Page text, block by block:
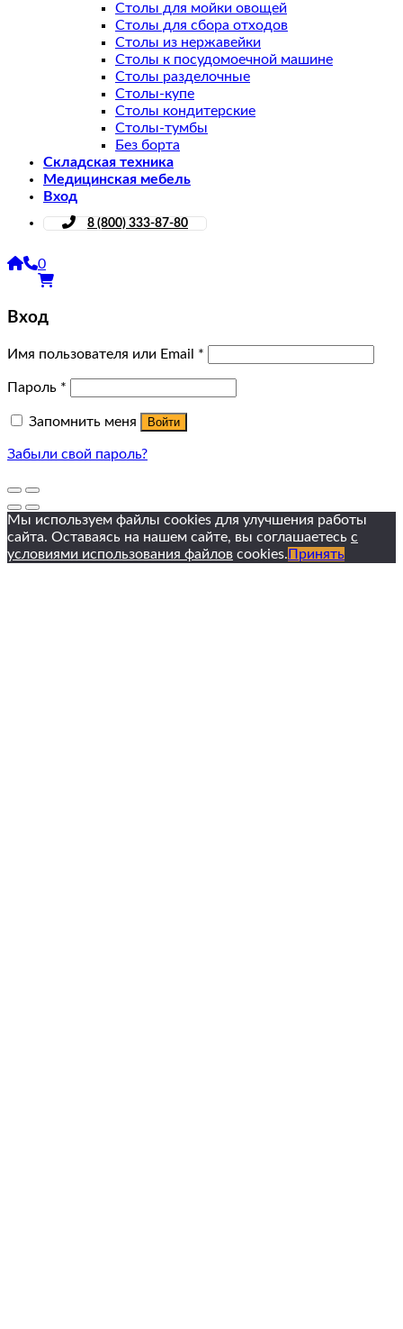
Столы для мойки овощей
Столы для сбора отходов
Столы из нержавейки
Столы к посудомоечной машине
Столы разделочные
Столы-купе
Столы кондитерские
Столы-тумбы
Без борта
Складская техника
Медицинская мебель
Вход
8 (800) 333-87-80
0
Вход
Имя пользователя или Email *
Пароль *
Запомнить меня Войти
Забыли свой пароль?
Мы используем файлы cookies для улучшения работы
сайта. Оставаясь на нашем сайте, вы соглашаетесь с
условиями использования файлов cookies. Принять